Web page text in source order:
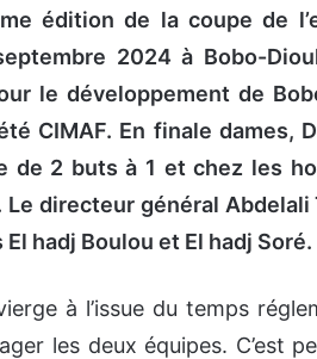
édition de la coupe de
2024 à Bobo-
le développement de
CIMAF. En finaledames,
de 2 buts à 1 et chez les
Le directeur général
hadj Boulou et El hadj Soré.
à l’issue du temps
les deux équipes. C’est